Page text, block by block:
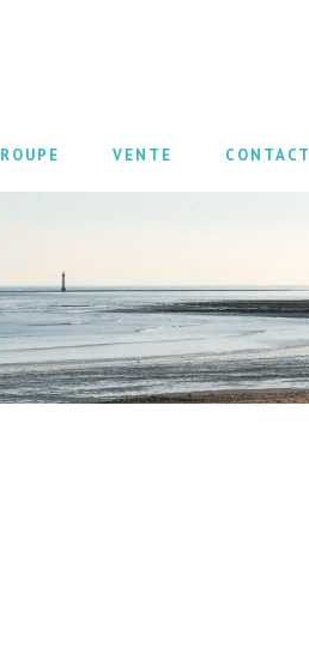
VENTE CONTACT